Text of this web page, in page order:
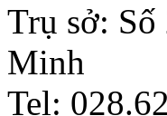
Trụ sở:
Minh
Tel: